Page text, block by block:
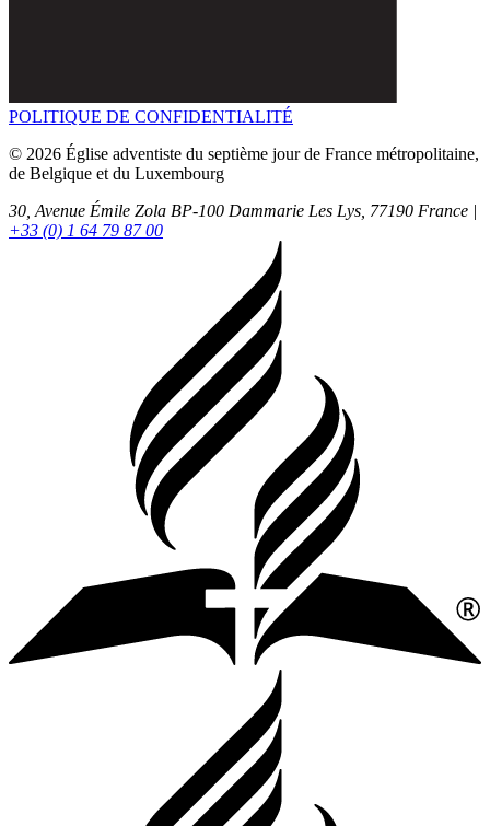
POLITIQUE DE CONFIDENTIALITÉ
© 2026 Église adventiste du septième jour de France métropolitaine,
de Belgique et du Luxembourg
30, Avenue Émile Zola BP-100 Dammarie Les Lys, 77190 France |
+33 (0) 1 64 79 87 00